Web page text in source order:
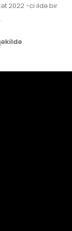
2022 -ci ildə bir